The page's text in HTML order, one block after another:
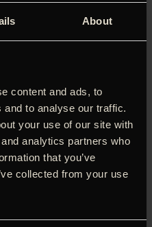
About
content and ads, to
to analyse our traffic.
your use of our site with
analytics partners who
that you’ve
collected from your use
som instruktør med
skuespiller (Brühl selv)
Kurth fra ‘Babylon
at være Daniels nabo, men
end godt er. Bruno har
Muren faldt, og før
Daniel er en tilflytter,
noveau riche-stil – helt
taglejligheden. Bruno er
er begået af den